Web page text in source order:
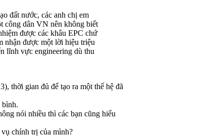
đất nước, các anh chị em
công dân VN nên không biết
được các khâu EPC chứ
nhận được một lời hiệu triệu
lĩnh vực engineering dù thu
thời gian đủ để tạo ra một thế hệ đã
bình.
nói nhiều thì các bạn cũng hiểu
chính trị của mình?